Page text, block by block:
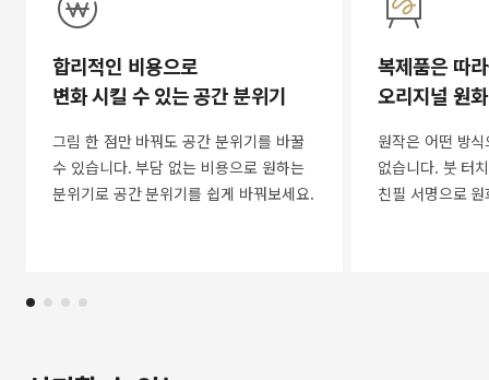
합리적인 비용으로
변화 시킬 수 있는 공간 분위기
그림 한 점만 바꿔도 공간 분위기를 바꿀
수 있습니다. 부담 없는 비용으로 원하는
분위기로 공간 분위기를 쉽게 바꿔보세요.
복제품은 따
오리지널 원
원작은 어떤 방
없습니다. 붓 터
친필 서명으로